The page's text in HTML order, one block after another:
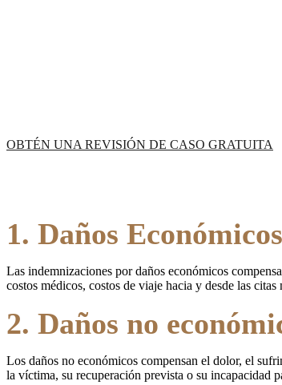
OBTÉN UNA REVISIÓN DE CASO GRATUITA
1. Daños Económicos
Las indemnizaciones por daños económicos
costos médicos, costos de viaje hacia y desde las
2. Daños no
Los daños no económicos compensan el dolor, el
la víctima, su recuperación prevista o su incapacidad